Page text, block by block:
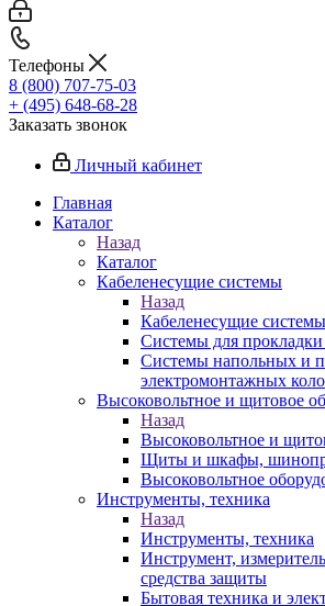
Телефоны
8 (800) 707-75-03
+ (495) 648-68-28
Заказать звонок
Личный кабинет
Главная
Каталог
Назад
Каталог
Кабеленесущие системы
Назад
Кабеленесущие системы
Системы для прокладки
Системы напольных и
электромонтажных
Высоковольтное и щитовое
Назад
Высоковольтное и
Щиты и шкафы,
Высоковольтное
Инструменты, техника
Назад
Инструменты, техника
Инструмент,
средства защиты
Бытовая техника и